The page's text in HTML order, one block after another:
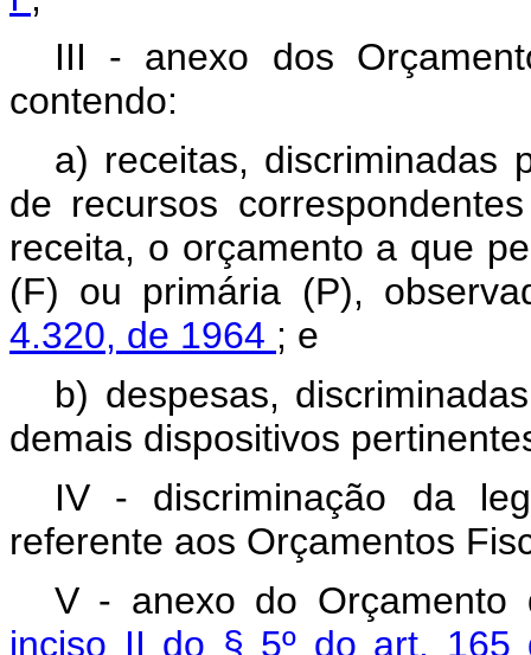
III - anexo dos
contendo:
a) receitas, discriminadas
de recursos
receita, o orçamento a que
(F) ou primária (P),
4.320, de 1964 ; e
b) despesas,
demais dispositivos
IV - discriminação da
referente aos Orçamentos
V - anexo do
inciso II do § 5º do art. 165